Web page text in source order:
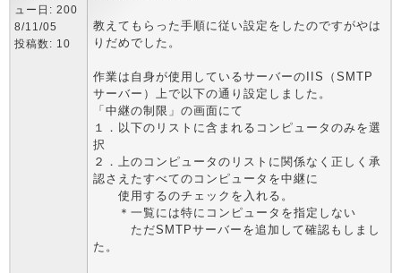
ュー日: 200
8/11/05
投稿数: 10
教えてもらった手順に従い設定をしたのですがやは
りだめでした。
作業は自身が使用しているサーバーのIIS（SMTP
サーバー）上で以下の通り設定しました。
「中継の制限」の画面にて
１．以下のリストに含まれるコンピュータのみを選
択
２．上のコンピュータのリストに関係なく正しく承
認さえたすべてのコンピュータを中継に
使用するのチェックを入れる。
＊一覧には特にコンピュータを指定しない
ただSMTPサーバーを追加して確認もしまし
た。